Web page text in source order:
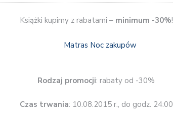
Książki kupimy z rabatami – minimum -30%!
Rodzaj promocji: rabaty od -30%
Czas trwania: 10.08.2015 r., do godz. 24:00